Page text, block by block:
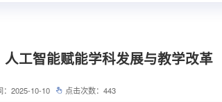
人工智能赋能学科发展与教学改革
：2025-10-10 点击次数：443